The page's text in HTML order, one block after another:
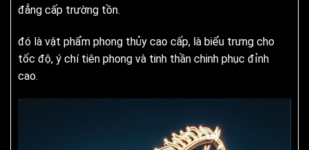
đẳng cấp trường tồn.
đó là vật phẩm phong thủy cao cấp, là biểu trưng cho
tốc độ, ý chí tiên phong và tinh thần chinh phục đỉnh
cao.